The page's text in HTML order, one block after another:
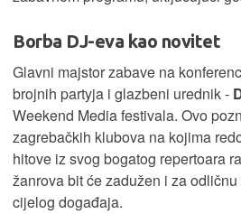
Borba DJ-eva kao novitet
Glavni majstor zabave na
brojnih partyja i glazbeni urednik -
Weekend Media festivala. Ovo
zagrebačkih klubova na kojima
hitove iz svog bogatog repertoara
žanrova bit će zadužen i za
cijelog događaja.